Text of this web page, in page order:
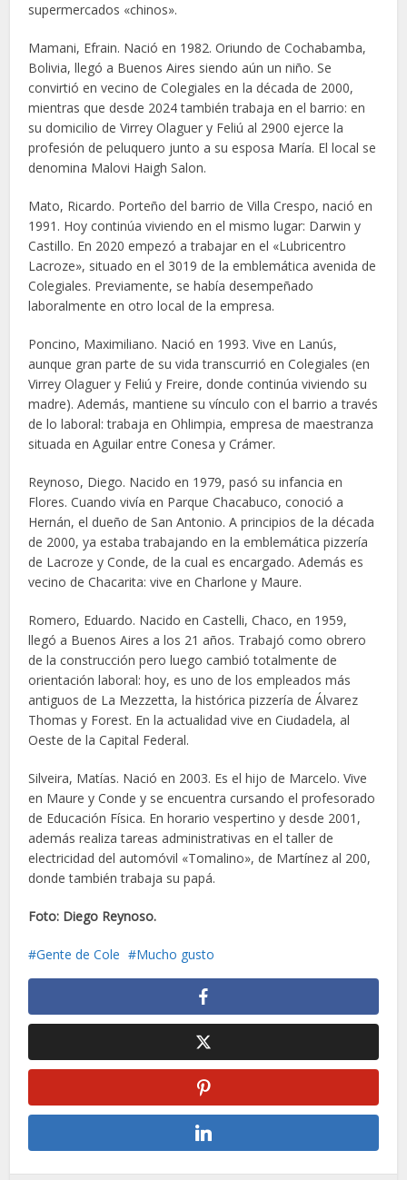
supermercados «chinos».
Mamani, Efrain. Nació en 1982. Oriundo de Cochabamba,
Bolivia, llegó a Buenos Aires siendo aún un niño. Se
convirtió en vecino de Colegiales en la década de 2000,
mientras que desde 2024 también trabaja en el barrio: en
su domicilio de Virrey Olaguer y Feliú al 2900 ejerce la
profesión de peluquero junto a su esposa María. El local se
denomina Malovi Haigh Salon.
Mato, Ricardo. Porteño del barrio de Villa Crespo, nació en
1991. Hoy continúa viviendo en el mismo lugar: Darwin y
Castillo. En 2020 empezó a trabajar en el «Lubricentro
Lacroze», situado en el 3019 de la emblemática avenida de
Colegiales. Previamente, se había desempeñado
laboralmente en otro local de la empresa.
Poncino, Maximiliano. Nació en 1993. Vive en Lanús,
aunque gran parte de su vida transcurrió en Colegiales (en
Virrey Olaguer y Feliú y Freire, donde continúa viviendo su
madre). Además, mantiene su vínculo con el barrio a través
de lo laboral: trabaja en Ohlimpia, empresa de maestranza
situada en Aguilar entre Conesa y Crámer.
Reynoso, Diego. Nacido en 1979, pasó su infancia en
Flores. Cuando vivía en Parque Chacabuco, conoció a
Hernán, el dueño de San Antonio. A principios de la década
de 2000, ya estaba trabajando en la emblemática pizzería
de Lacroze y Conde, de la cual es encargado. Además es
vecino de Chacarita: vive en Charlone y Maure.
Romero, Eduardo. Nacido en Castelli, Chaco, en 1959,
llegó a Buenos Aires a los 21 años. Trabajó como obrero
de la construcción pero luego cambió totalmente de
orientación laboral: hoy, es uno de los empleados más
antiguos de La Mezzetta, la histórica pizzería de Álvarez
Thomas y Forest. En la actualidad vive en Ciudadela, al
Oeste de la Capital Federal.
Silveira, Matías. Nació en 2003. Es el hijo de Marcelo. Vive
en Maure y Conde y se encuentra cursando el profesorado
de Educación Física. En horario vespertino y desde 2001,
además realiza tareas administrativas en el taller de
electricidad del automóvil «Tomalino», de Martínez al 200,
donde también trabaja su papá.
Foto: Diego Reynoso.
Gente de Cole Mucho gusto